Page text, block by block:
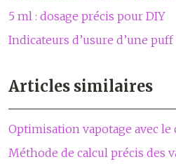
5 ml : dosage précis pour DIY
Indicateurs d’usure d’une
Articles similaires
Optimisation vapotage avec le
Méthode de calcul précis des